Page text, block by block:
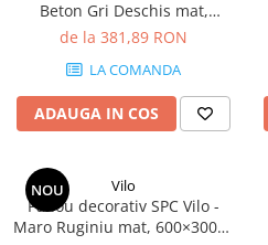
Beton Gri Deschis mat,
600×300×4 mm, 2.34 mp/cutie
de la 381,89 RON
LA COMANDA
ADAUGA IN COS
NOU Vilo
Panou decorativ SPC Vilo -
Maro Ruginiu mat, 600×300×4